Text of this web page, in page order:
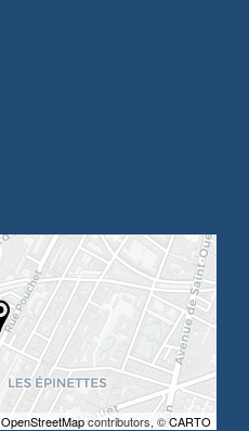
OpenStreetMapcontributors, ©CARTO